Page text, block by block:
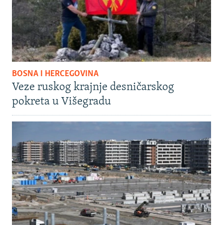
BOSNA I HERCEGOVINA
Veze ruskog krajnje desničarskog
pokreta u Višegradu